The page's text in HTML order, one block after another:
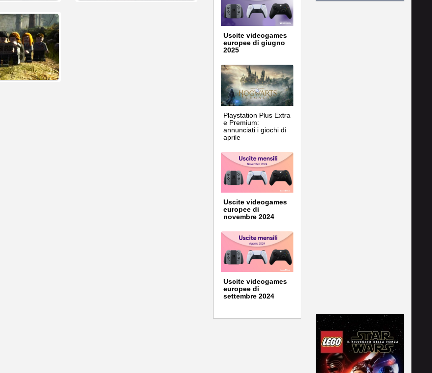
Uscite videogames
europee di giugno
2025
Playstation Plus Extra
e Premium:
annunciati i giochi di
aprile
Uscite videogames
europee di
novembre 2024
Uscite videogames
europee di
settembre 2024